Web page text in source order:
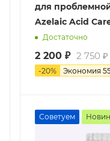
для
Azelaic Acid
Достаточно
2 200 ₽ 2 750 ₽
-20% Экономия
Советуем